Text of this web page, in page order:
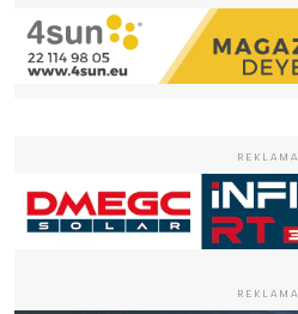
REKLAMA
REKLAMA